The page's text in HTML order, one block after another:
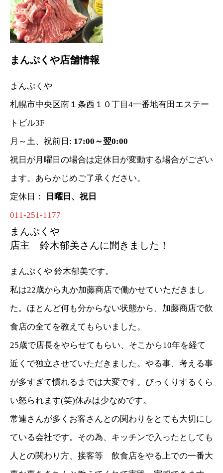
まんぷくや店舗情報
まんぷくや
札幌市中央区南１条西１０丁目4一番地有田エステー
トビル3F
月～土、祝前日: 17:00～翌0:00
祝日が月曜日の場合は定休日が変動する場合がござい
ます。あらかじめご了承ください。
定休日：
日曜日、祝日
011-251-1177
まんぷくや
店主 鈴木郁美さんに聞きました！
まんぷくや 鈴木郁美です。
私は22歳から丸か加藤商店で働かせていただきまし
た。ほとんど何も分からない状態から、加藤商店で飲
食店の全てを教えてもらいました。
25歳で店長をやらせてもらい、そこから10年を経て
近くで独立させていただきました。やる事、考える事
が多すぎて慣れるまでは大変です。びっくりするくら
い怒られます(笑)休みは少なめです。
常連さんが多くお客さんとの関わりをとても大切にし
ている会社です。その為、キッチンで入ったとしても
人との関わり方、接客等 飲食店をやる上での一番大